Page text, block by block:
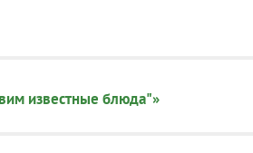
известные блюда"»